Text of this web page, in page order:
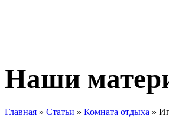
Наши
Главная » Статьи » Комната отдыха »